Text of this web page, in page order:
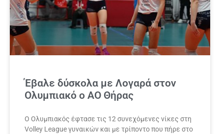
Έβαλε δύσκολα με Λογαρά στον
Ολυμπιακό ο ΑΟ Θήρας
Ο Ολυμπιακός έφτασε τις 12 συνεχόμενες νίκες στη
Volley League γυναικών και με τρίποντο που πήρε στο